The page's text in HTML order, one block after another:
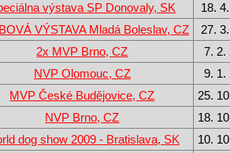
výstava SP Donovaly, SK
18.
VÝSTAVA Mladá Boleslav, CZ
27.
2x MVP Brno, CZ
7. 2.
NVP Olomouc, CZ
9. 1.
MVP České Budějovice, CZ
25.
NVP Brno, CZ
18.
dog show 2009 - Bratislava, SK
10.